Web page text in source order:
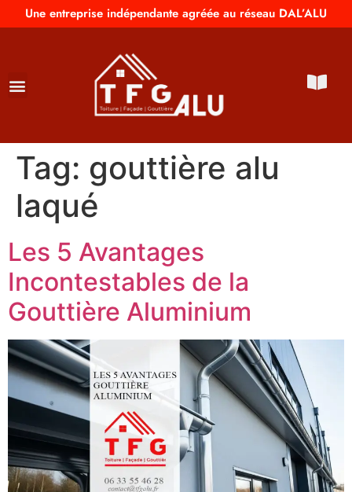
Une entreprise indépendante agréée au réseau DAL’ALU
Tag: gouttière alu
laqué
Les 5 Avantages
Incontestables de la
Gouttière Aluminium